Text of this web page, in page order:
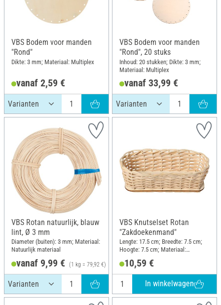
VBS Bodem voor manden
"Rond"
Dikte: 3 mm; Materiaal: Multiplex
vanaf 2,59 €
VBS Bodem voor manden
"Rond", 20 stuks
Inhoud: 20 stukken; Dikte: 3 mm;
Materiaal: Multiplex
vanaf 33,99 €
VBS Rotan natuurlijk, blauw
lint, Ø 3 mm
Diameter (buiten): 3 mm; Materiaal:
Natuurlijk materiaal
vanaf 9,99 € (1 kg = 79,92 €)
VBS Knutselset Rotan
"Zakdoekenmand"
Lengte: 17.5 cm; Breedte: 7.5 cm;
Hoogte: 7.5 cm; Materiaal:
10,59 €
In winkelwagen